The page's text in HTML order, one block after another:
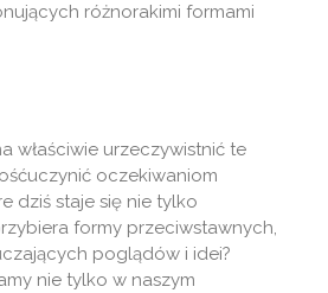
różnorakimi formami
właściwie urzeczywistnić te
oczekiwaniom
dziś staje się nie tylko
formy przeciwstawnych,
poglądów i idei?
nie tylko w naszym